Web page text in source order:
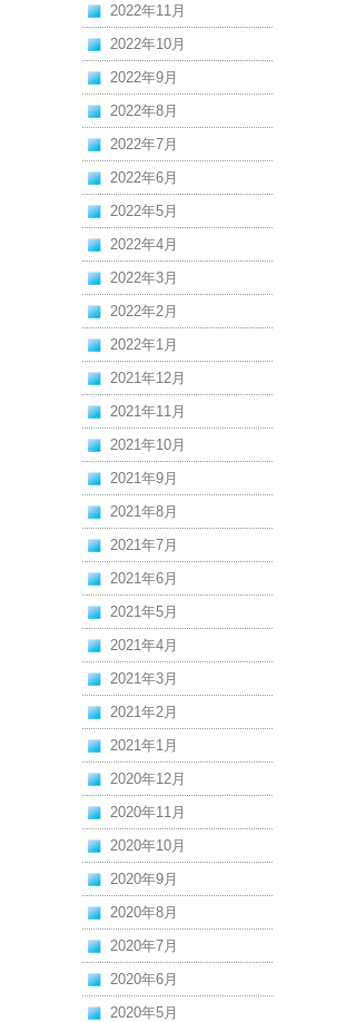
2022年11月
2022年10月
2022年9月
2022年8月
2022年7月
2022年6月
2022年5月
2022年4月
2022年3月
2022年2月
2022年1月
2021年12月
2021年11月
2021年10月
2021年9月
2021年8月
2021年7月
2021年6月
2021年5月
2021年4月
2021年3月
2021年2月
2021年1月
2020年12月
2020年11月
2020年10月
2020年9月
2020年8月
2020年7月
2020年6月
2020年5月